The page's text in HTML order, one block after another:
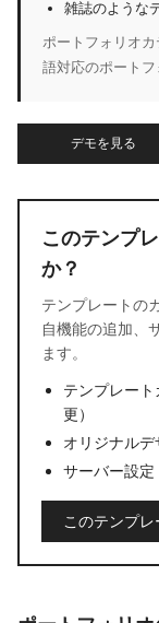
雑誌のような
ポートフォリオ
語対応のポートフ
デモを見る
このテンプ
か？
テンプレートの
自機能の追加、
ます。
テンプレー
更）
オリジナル
サーバー設定
このテンプ